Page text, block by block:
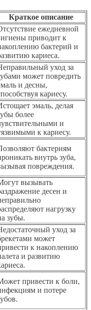
Краткое описание
ежедневной
приводит к
бактерий и
кариеса.
уход за
может повредить
и десны,
кариесу.
эмаль, делая
более
и
к кариесу.
бактериям
внутрь зуба,
повреждения.
вызывать
десен и
нагрузку
зубы.
уход за
может
к накоплению
и развитию
привести к боли,
и потере